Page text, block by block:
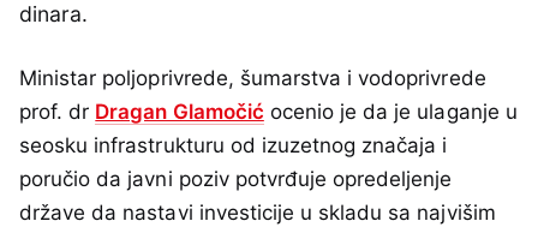
dinara.
Ministar poljoprivrede, šumarstva i vodoprivrede
prof. dr Dragan Glamočić ocenio je da je ulaganje u
seosku infrastrukturu od izuzetnog značaja i
poručio da javni poziv potvrđuje opredeljenje
države da nastavi investicije u skladu sa najvišim